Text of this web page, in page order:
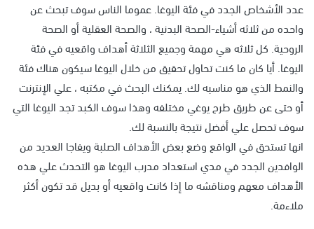
عدد الأشخاص الجدد في فئة اليوغا. عموما الناس سوف تبحث عن
واحده من ثلاثه أشياء-الصحة البدنية ، والصحة العقلية أو الصحة
الروحية. كل ثلاثه هي مهمة وجميع الثلاثة أهداف واقعيه في فئة
اليوغا. أيا كان ما كنت تحاول تحقيق من خلال اليوغا سيكون هناك فئة
والنمط الذي هو مناسبه لك. يمكنك البحث في مكتبه ، علي الإنترنت
أو حتى عن طريق طرح يوغي مختلفه وهذا سوف الكبد تجد اليوغا التي
سوف تحصل علي أفضل نتيجة بالنسبة لك.
انها تستحق في الواقع وضع بعض الأهداف الصلبة ويفاجا العديد من
الوافدين الجدد في مدي استعداد مدرب اليوغا هو التحدث علي هذه
الأهداف معهم ومناقشه ما إذا كانت واقعيه أو بديل قد تكون أكثر
ملاءمة.